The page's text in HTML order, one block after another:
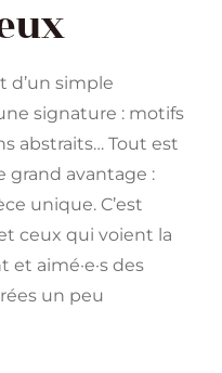
d’un simple
signature : motifs
abstraits… Tout est
grand avantage :
unique. C’est
ceux qui voient la
aimé·e·s des
un peu